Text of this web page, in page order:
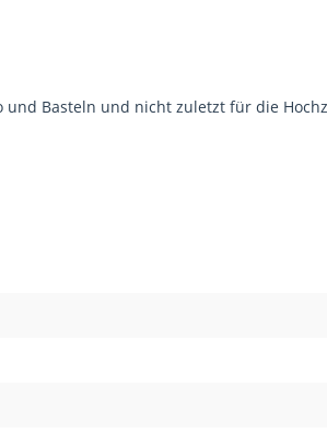
und Basteln und nicht zuletzt für die